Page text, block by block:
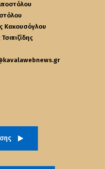
Κακουσόγλου